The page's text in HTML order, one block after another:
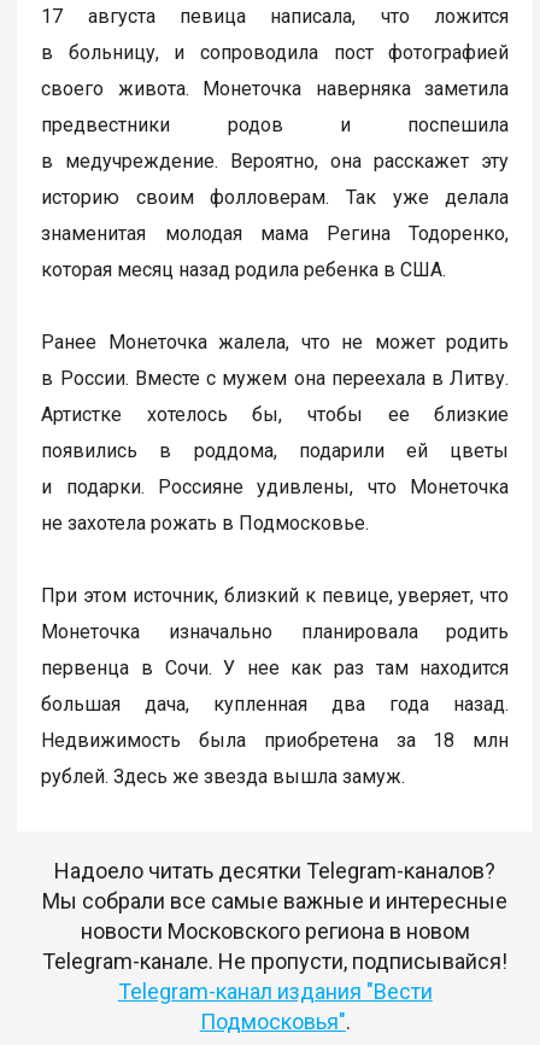
17 августа певица написала, что ложится
в больницу, и сопроводила пост фотографией
своего живота. Монеточка наверняка заметила
предвестники родов и поспешила
в медучреждение. Вероятно, она расскажет эту
историю своим фолловерам. Так уже делала
знаменитая молодая мама Регина Тодоренко,
которая месяц назад родила ребенка в США.
Ранее Монеточка жалела, что не может родить
в России. Вместе с мужем она переехала в Литву.
Артистке хотелось бы, чтобы ее близкие
появились в роддома, подарили ей цветы
и подарки. Россияне удивлены, что Монеточка
не захотела рожать в Подмосковье.
При этом источник, близкий к певице, уверяет, что
Монеточка изначально планировала родить
первенца в Сочи. У нее как раз там находится
большая дача, купленная два года назад.
Недвижимость была приобретена за 18 млн
рублей. Здесь же звезда вышла замуж.
Надоело читать десятки Telegram-каналов?
Мы собрали все самые важные и интересные
новости Московского региона в новом
Telegram-канале. Не пропусти, подписывайся!
Telegram-канал издания "Вести
Подмосковья".